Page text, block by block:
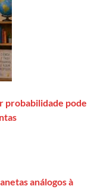
probabilidade pode
análogos à